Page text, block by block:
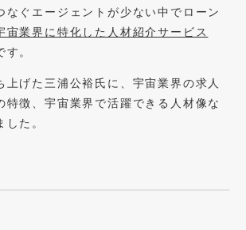
なぐエージェントが少ない中でローン
宙業界に特化した人材紹介サービス
す。
上げた三浦公裕氏に、宇宙業界の求人
特徴、宇宙業界で活躍できる人材像な
た。